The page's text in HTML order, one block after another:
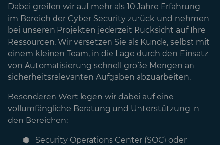
Dabei greifen wir auf mehr als 10 Jahre Erfahrung
im Bereich der Cyber Security zurück und nehmen
bei unseren Projekten jederzeit Rücksicht auf Ihre
Ressourcen. Wir versetzen Sie als Kunde, selbst mit
einem kleinen Team, in die Lage durch den Einsatz
von Automatisierung schnell große Mengen an
sicherheitsrelevanten Aufgaben abzuarbeiten.
Besonderen Wert legen wir dabei auf eine
vollumfängliche Beratung und Unterstützung in
den Bereichen:
Security Operations Center (SOC) oder